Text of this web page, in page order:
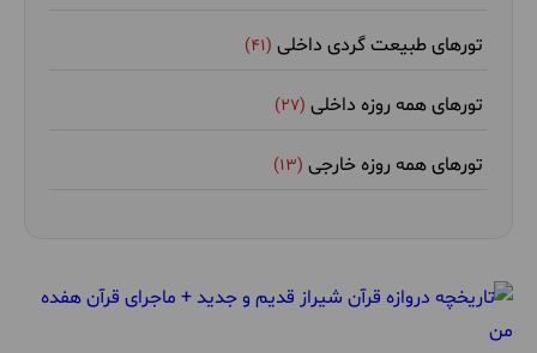
تورهای طبیعت گردی داخلی (41)
تورهای همه روزه داخلی (27)
تورهای همه روزه خارجی (13)
بهترین زمان سفر